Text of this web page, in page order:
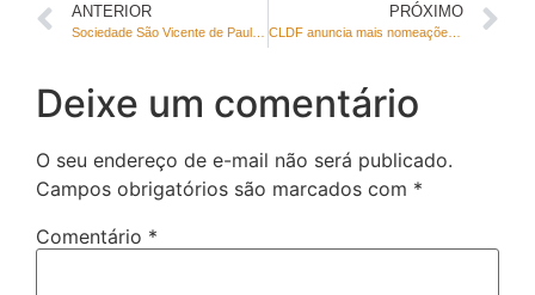
ANTERIOR PRÓXIMO
CLDF anuncia mais nomeações de concursados em posse de servidores efetivos
Deixe um comentário
O seu endereço de e-mail não será publicado.
Campos obrigatórios são marcados com *
Comentário *